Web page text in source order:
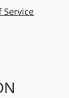
Service